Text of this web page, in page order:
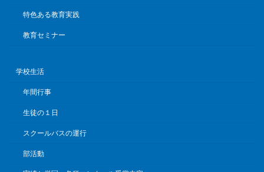
特色ある教育実践
教育セミナー
学校生活
年間行事
生徒の１日
スクールバスの運行
部活動